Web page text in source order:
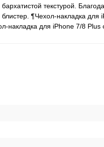
текстурой.
¶Чехол-накладка для
накладка для iPhone 7/8 Plus